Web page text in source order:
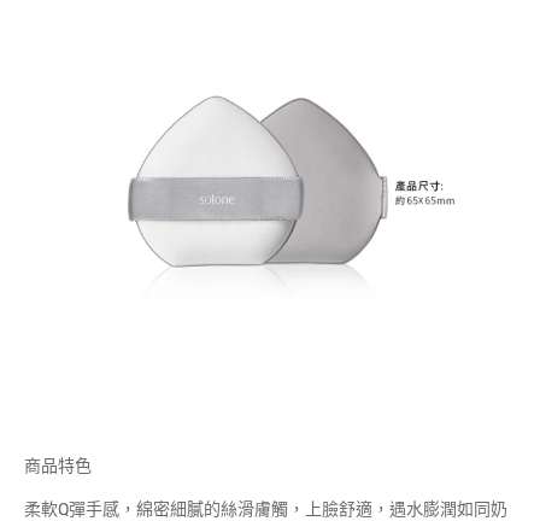
商品特色
柔軟Q彈手感，綿密細膩的絲滑膚觸，上臉舒適，遇水膨潤如同奶